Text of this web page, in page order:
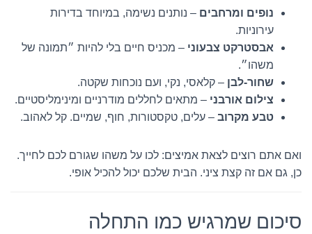
נופים ומרחבים – נותנים נשימה, במיוחד בדירות
עירוניות.
אבסטרקט צבעוני – מכניס חיים בלי להיות ״תמונה של
משהו״.
שחור-לבן – קלאסי, נקי, ועם נוכחות שקטה.
צילום אורבני – מתאים לחללים מודרניים ומינימליסטיים.
טבע מקרוב – עלים, טקסטורות, חוף, שמיים. קל לאהוב.
ואם אתם רוצים לצאת אמיצים: לכו על משהו שגורם לכם לחייך.
כן, גם אם זה קצת ציני. הבית שלכם יכול להכיל אופי.
סיכום שמרגיש כמו התחלה